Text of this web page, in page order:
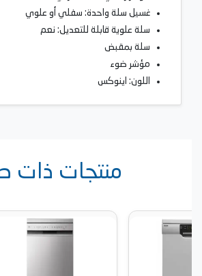
غسيل سلة واحدة: سفلي أو علوي
سلة علوية قابلة للتعديل: نعم
سلة بمقبض
مؤشر ضوء
اللون: اينوكس
منتجات ذات